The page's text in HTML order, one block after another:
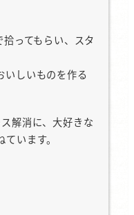
ってもらい、スタ
いしいものを作る
解消に、大好きな
います。